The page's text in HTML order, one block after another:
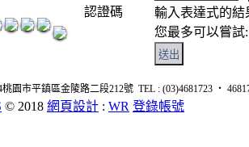
認證碼
輸入表達式的結
您最多可以嘗試
園市平鎮區金陵路二段212號 TEL : (03)4681723 ‧
© 2018 網頁設計 : WR 登錄帳號